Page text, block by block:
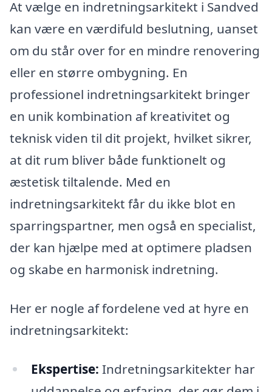
At vælge en indretningsarkitekt i Sandved
kan være en værdifuld beslutning, uanset
om du står over for en mindre renovering
eller en større ombygning. En
professionel indretningsarkitekt bringer
en unik kombination af kreativitet og
teknisk viden til dit projekt, hvilket sikrer,
at dit rum bliver både funktionelt og
æstetisk tiltalende. Med en
indretningsarkitekt får du ikke blot en
sparringspartner, men også en specialist,
der kan hjælpe med at optimere pladsen
og skabe en harmonisk indretning.
Her er nogle af fordelene ved at hyre en
indretningsarkitekt:
Ekspertise: Indretningsarkitekter har